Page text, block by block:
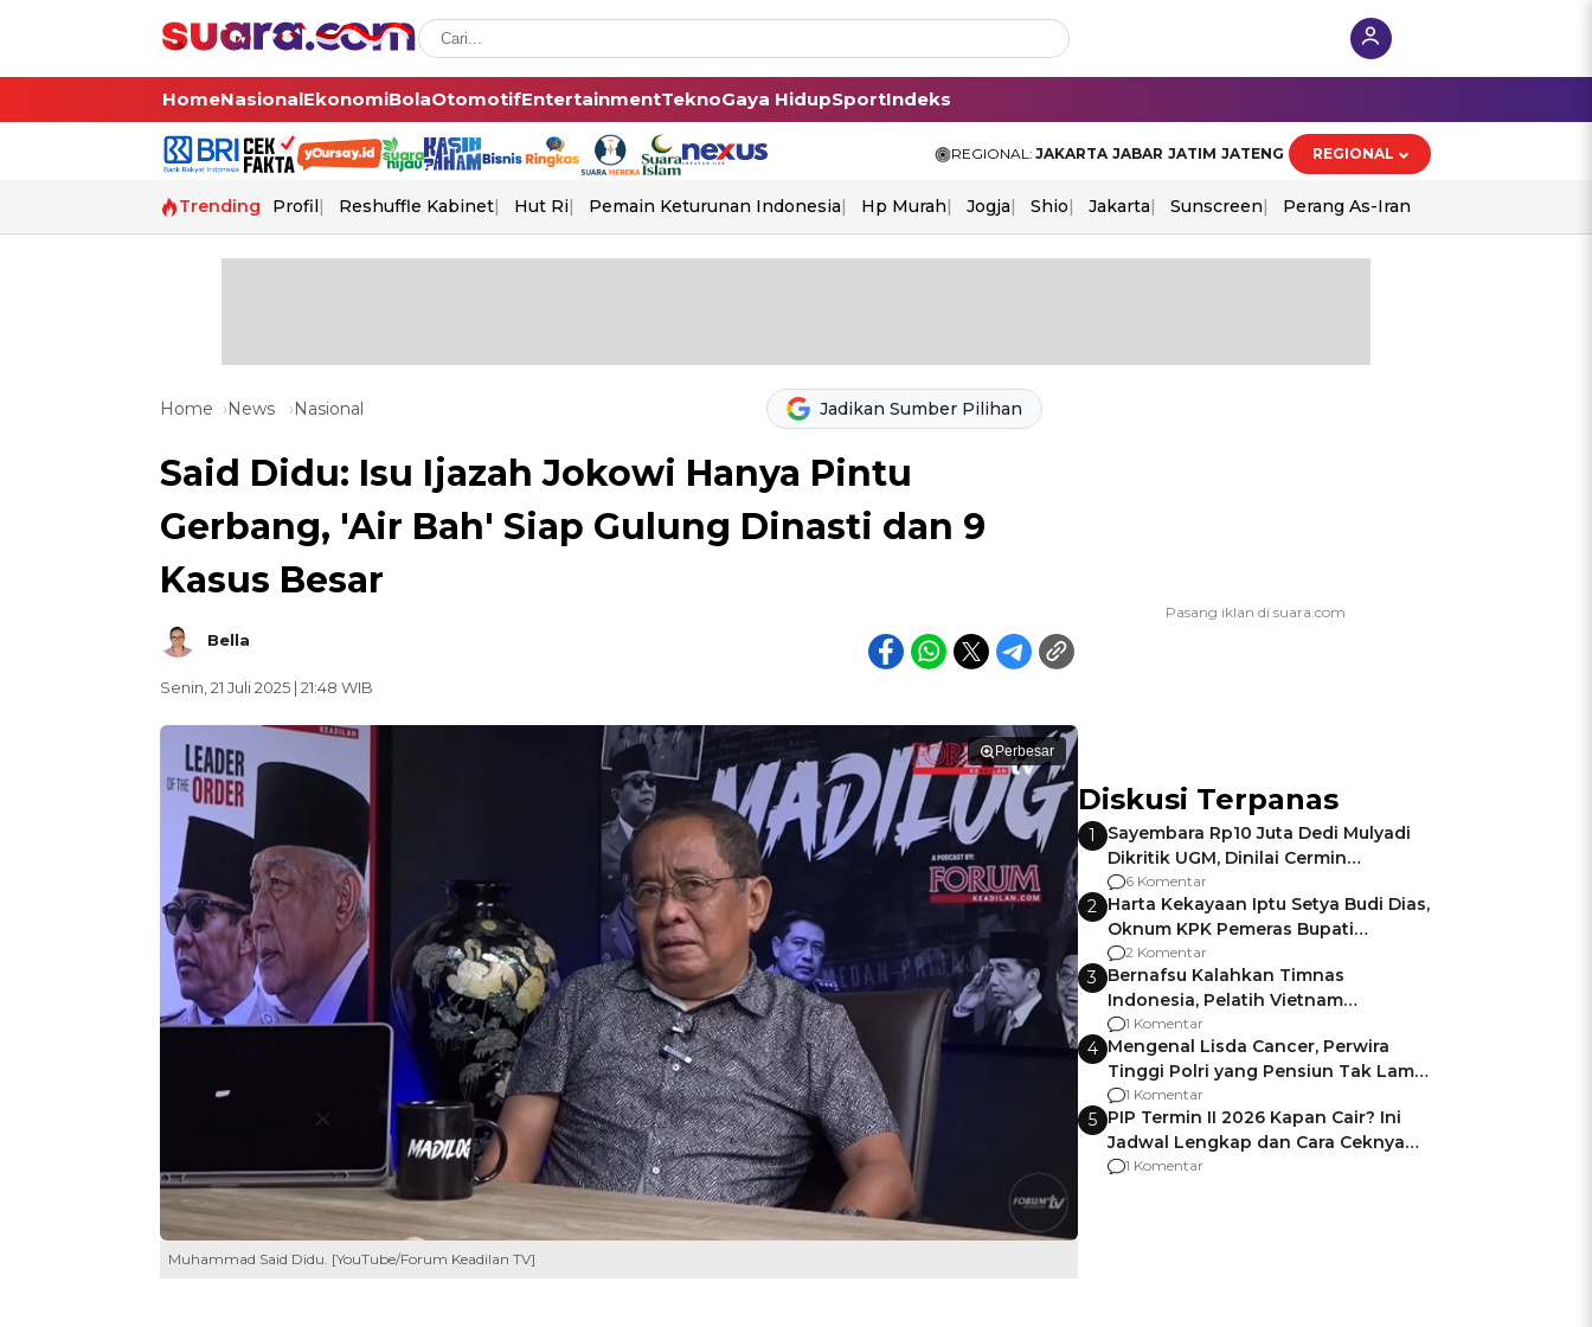
HomeNasionalEkonomiBolaOtomotifEntertainmentTeknoGaya HidupSportIndeks
REGIONAL: JAKARTA JABAR JATIM JATENG REGIONAL
Trending Profil Reshuffle Kabinet Hut Ri Pemain Keturunan Indonesia Hp Murah Jogja Shio Jakarta Sunscreen Perang As-Iran
Home News Nasional Jadikan Sumber Pilihan
Said Didu: Isu Ijazah Jokowi Hanya Pintu
Gerbang, 'Air Bah' Siap Gulung Dinasti dan 9
Kasus Besar
Bella
Senin, 21 Juli 2025 | 21:48 WIB
Perbesar
Muhammad Said Didu. [YouTube/Forum Keadilan TV]
Diskusi Terpanas
1
Sayembara Rp10 Juta Dedi Mulyadi
Dikritik UGM, Dinilai Cermin
Gagalnya Negara Jamin Keamanan
6 Komentar
2 Harta Kekayaan Iptu Setya Budi Dias,
Oknum KPK Pemeras Bupati
Pemalang
2 Komentar
3 Bernafsu Kalahkan Timnas
Indonesia, Pelatih Vietnam
Berencana Pakai Jimat di Pakansari
1 Komentar
4 Mengenal Lisda Cancer, Perwira
Tinggi Polri yang Pensiun Tak Lama
Usai Jadi Brigjen
1 Komentar
5 PIP Termin II 2026 Kapan Cair? Ini
Jadwal Lengkap dan Cara Ceknya
agar Dana Tidak Hangus!
1 Komentar